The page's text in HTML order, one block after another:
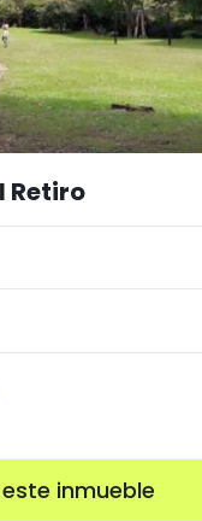
Retiro
inmueble